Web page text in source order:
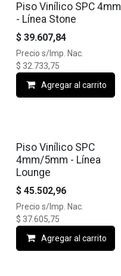
Piso Vinílico SPC 4mm
- Línea Stone
$ 39.607,84
Precio s/Imp. Nac.
$ 32.733,75
Agregar al carrito
Piso Vinílico SPC
4mm/5mm - Línea
Lounge
$ 45.502,96
Precio s/Imp. Nac.
$ 37.605,75
Agregar al carrito